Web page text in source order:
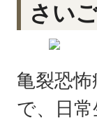
さい
亀裂恐
で、日